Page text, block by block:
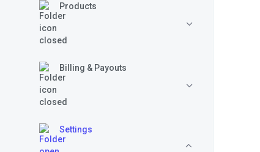
Products
Billing & Payouts
Settings